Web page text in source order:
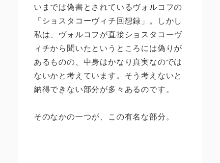
いまでは偽書とされているヴォルコフの
「ショスタコーヴィチ回想録」。しかし
私は、ヴォルコフが直接ショスタコーヴ
ィチから聞いたというところには偽りが
あるものの、中身はかなり真実なのでは
ないかと考えています。そう考えないと
納得できない部分が多々あるのです。
そのなかの一つが、この有名な部分。